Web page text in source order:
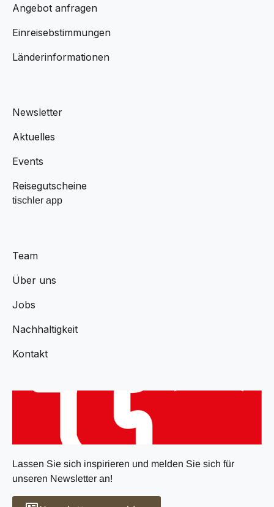
Angebot anfragen
Einreisebstimmungen
Länderinformationen
Newsletter
Aktuelles
Events
Reisegutscheine
tischler app
Team
Über uns
Jobs
Nachhaltigkeit
Kontakt
Lassen Sie sich inspirieren und melden Sie sich für
unseren Newsletter an!